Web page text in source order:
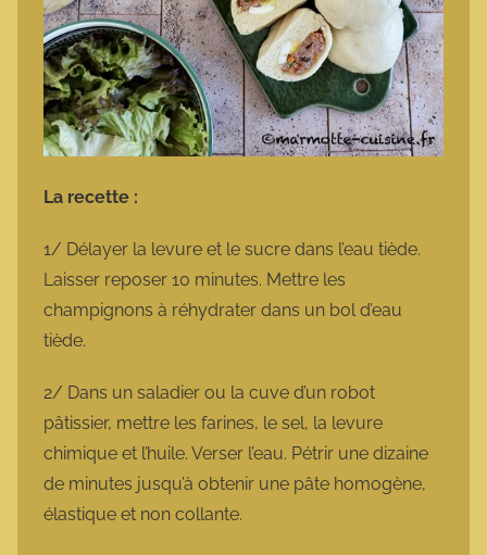
La recette :
1/ Délayer la levure et le sucre dans l’eau tiède.
Laisser reposer 10 minutes. Mettre les
champignons à réhydrater dans un bol d’eau
tiède.
2/ Dans un saladier ou la cuve d’un robot
pâtissier, mettre les farines, le sel, la levure
chimique et l’huile. Verser l’eau. Pétrir une dizaine
de minutes jusqu’à obtenir une pâte homogène,
élastique et non collante.